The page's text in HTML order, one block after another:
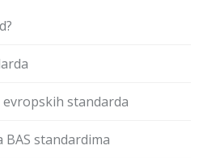
standarda
standardima